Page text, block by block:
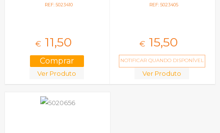
REF: 5023410
€ 11,50
Ver Produto
REF: 5023405
€ 15,50
NOTIFICAR QUANDO DISPONÍVEL
Ver Produto